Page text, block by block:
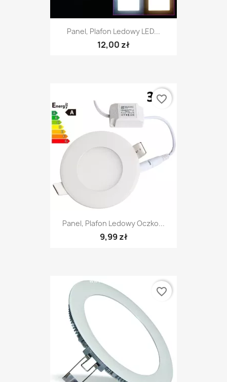
Panel, Plafon Ledowy LED...
12,00 zł
Panel, Plafon Ledowy Oczko...
9,99 zł
favorite_border
favorite_border